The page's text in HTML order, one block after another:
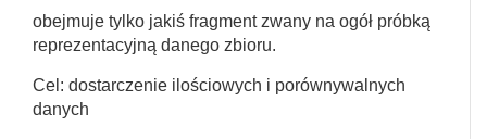
obejmuje tylko jakiś fragment zwany na ogół próbką
reprezentacyjną danego zbioru.
Cel: dostarczenie ilościowych i porównywalnych
danych